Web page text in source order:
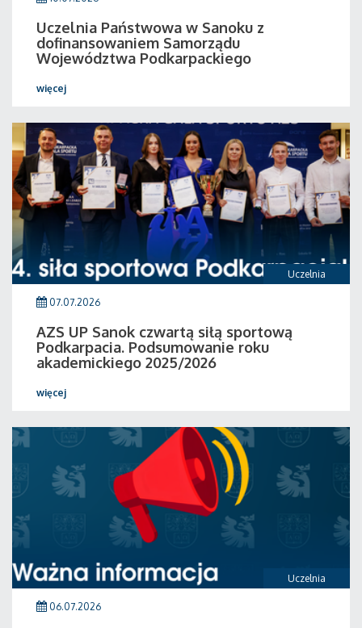
Uczelnia Państwowa w Sanoku z
dofinansowaniem Samorządu
Województwa Podkarpackiego
więcej
Uczelnia
07.07.2026
AZS UP Sanok czwartą siłą sportową
Podkarpacia. Podsumowanie roku
akademickiego 2025/2026
więcej
Uczelnia
06.07.2026